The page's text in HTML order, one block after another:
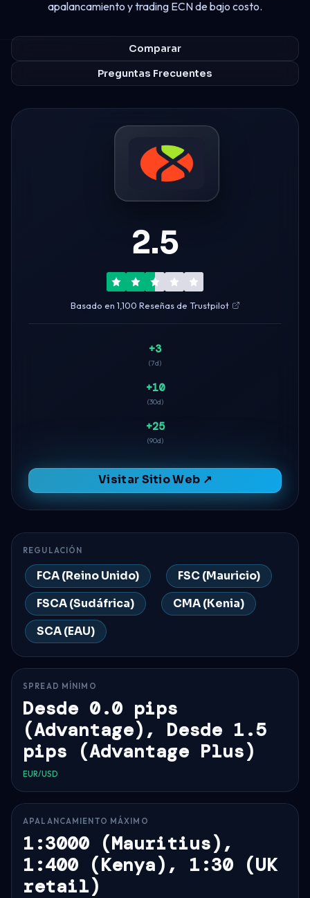
apalancamiento y trading ECN de bajo costo.
Comparar
Preguntas Frecuentes
2.5
Basado en 1,100 Reseñas de Trustpilot
+3
(7d)
+10
(30d)
+25
(90d)
Visitar Sitio Web ↗
REGULACIÓN
FCA (Reino Unido)
FSC (Mauricio)
FSCA (Sudáfrica)
CMA (Kenia)
SCA (EAU)
SPREAD MÍNIMO
Desde 0.0 pips
(Advantage), Desde 1.5
pips (Advantage Plus)
EUR/USD
APALANCAMIENTO MÁXIMO
1:3000 (Mauritius),
1:400 (Kenya), 1:30 (UK
retail)